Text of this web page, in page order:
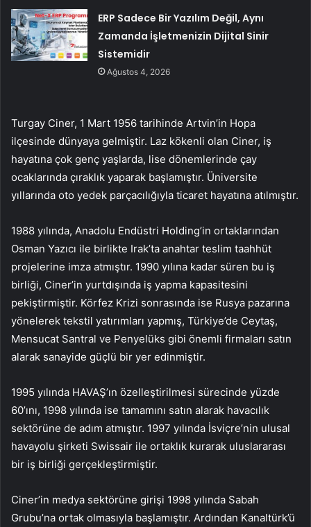
ERP Sadece Bir Yazılım Değil, Aynı
Zamanda İşletmenizin Dijital Sinir
Sistemidir
Ağustos 4, 2026
Turgay Ciner, 1 Mart 1956 tarihinde Artvin’in Hopa
ilçesinde dünyaya gelmiştir. Laz kökenli olan Ciner, iş
hayatına çok genç yaşlarda, lise dönemlerinde çay
ocaklarında çıraklık yaparak başlamıştır. Üniversite
yıllarında oto yedek parçacılığıyla ticaret hayatına atılmıştır.
1988 yılında, Anadolu Endüstri Holding’in ortaklarından
Osman Yazıcı ile birlikte Irak’ta anahtar teslim taahhüt
projelerine imza atmıştır. 1990 yılına kadar süren bu iş
birliği, Ciner’in yurtdışında iş yapma kapasitesini
pekiştirmiştir. Körfez Krizi sonrasında ise Rusya pazarına
yönelerek tekstil yatırımları yapmış, Türkiye’de Ceytaş,
Mensucat Santral ve Penyelüks gibi önemli firmaları satın
alarak sanayide güçlü bir yer edinmiştir.
1995 yılında HAVAŞ’ın özelleştirilmesi sürecinde yüzde
60’ını, 1998 yılında ise tamamını satın alarak havacılık
sektörüne de adım atmıştır. 1997 yılında İsviçre’nin ulusal
havayolu şirketi Swissair ile ortaklık kurarak uluslararası
bir iş birliği gerçekleştirmiştir.
Ciner’in medya sektörüne girişi 1998 yılında Sabah
Grubu’na ortak olmasıyla başlamıştır. Ardından Kanaltürk’ü